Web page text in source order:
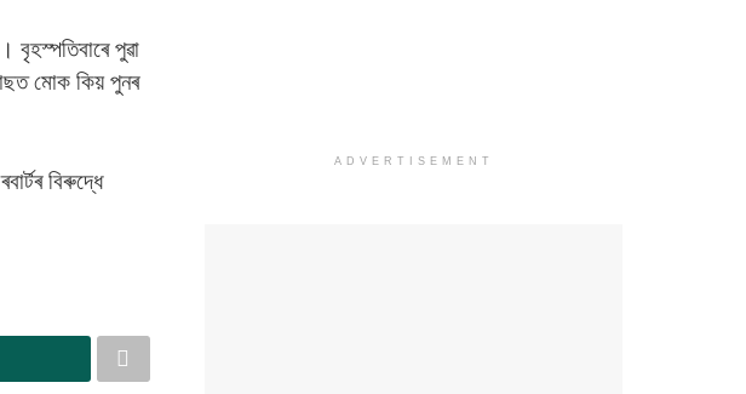
বৃহস্পতিবাৰে পুৱা
মোক কিয় পুনৰ
বিৰুদ্ধে
ADVERTISEMENT